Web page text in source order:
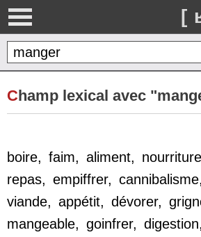
[
Champ lexical avec
boire, faim, aliment, nourriture
repas, empiffrer, cannibalisme,
viande, appétit, dévorer,
mangeable, goinfrer, digestion,